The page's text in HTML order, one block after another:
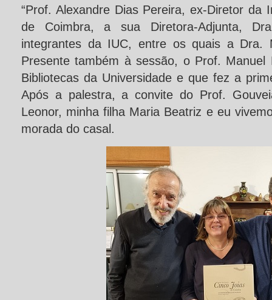
“Prof. Alexandre Dias Pereira, ex-Diretor da
de Coimbra, a sua Diretora-Adjunta,
integrantes da IUC, entre os quais a Dra.
Presente também à sessão, o Prof. Manuel
Bibliotecas da Universidade e que fez a
Após a palestra, a convite do Prof.
Leonor, minha filha Maria Beatriz e eu
morada do casal.